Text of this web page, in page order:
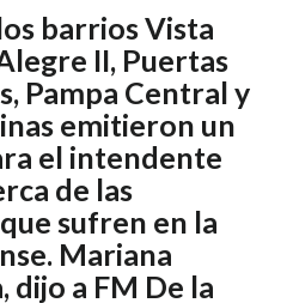
barrios Vista
II, Puertas
Pampa Central y
emitieron un
el intendente
de las
sufren en la
Mariana
dijo a FM De la